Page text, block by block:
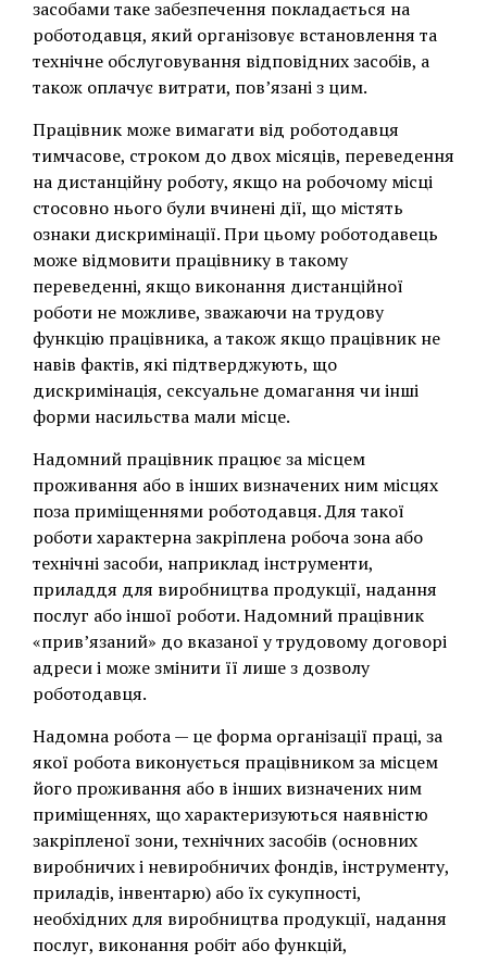
засобами таке забезпечення покладається на
роботодавця, який організовує встановлення та
технічне обслуговування відповідних засобів, а
також оплачує витрати, пов’язані з цим.
Працівник може вимагати від роботодавця
тимчасове, строком до двох місяців, переведення
на дистанційну роботу, якщо на робочому місці
стосовно нього були вчинені дії, що містять
ознаки дискримінації. При цьому роботодавець
може відмовити працівнику в такому
переведенні, якщо виконання дистанційної
роботи не можливе, зважаючи на трудову
функцію працівника, а також якщо працівник не
навів фактів, які підтверджують, що
дискримінація, сексуальне домагання чи інші
форми насильства мали місце.
Надомний працівник працює за місцем
проживання або в інших визначених ним місцях
поза приміщеннями роботодавця. Для такої
роботи характерна закріплена робоча зона або
технічні засоби, наприклад інструменти,
приладдя для виробництва продукції, надання
послуг або іншої роботи. Надомний працівник
«прив’язаний» до вказаної у трудовому договорі
адреси і може змінити її лише з дозволу
роботодавця.
Надомна робота — це форма організації праці, за
якої робота виконується працівником за місцем
його проживання або в інших визначених ним
приміщеннях, що характеризуються наявністю
закріпленої зони, технічних засобів (основних
виробничих і невиробничих фондів, інструменту,
приладів, інвентарю) або їх сукупності,
необхідних для виробництва продукції, надання
послуг, виконання робіт або функцій,